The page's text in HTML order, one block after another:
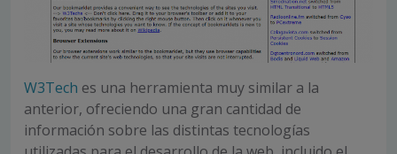
W3Tech es una herramienta muy similar a la
anterior, ofreciendo una gran cantidad de
información sobre las distintas tecnologías